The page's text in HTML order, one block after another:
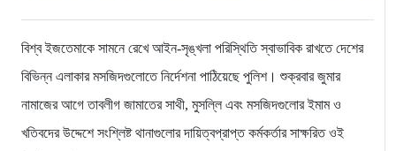
বিশ্ব ইজতেমাকে সামনে রেখে আইন-সৃঙ্খলা পরিস্থিতি স্বাভাবিক রাখতে দেশের
বিভিন্ন এলাকার মসজিদগুলোতে নির্দেশনা পাঠিয়েছে পুলিশ। শুক্রবার জুমার
নামাজের আগে তাবলীগ জামাতের সাথী, মুসল্লি এবং মসজিদগুলোর ইমাম ও
খতিবদের উদ্দেশে সংশ্লিষ্ট থানাগুলোর দায়িত্বপ্রাপ্ত কর্মকর্তার সাক্ষরিত ওই